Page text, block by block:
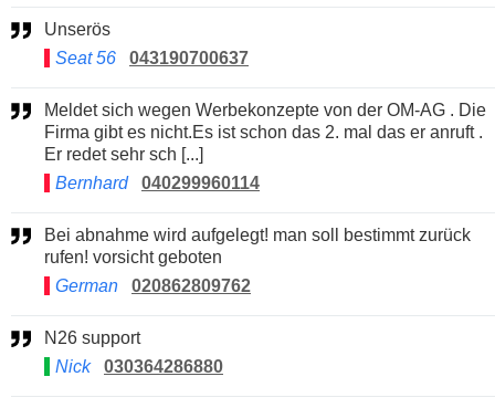
Unserös
Seat 56
043190700637
Meldet sich wegen Werbekonzepte von der OM-AG . Die
Firma gibt es nicht.Es ist schon das 2. mal das er anruft .
Er redet sehr sch [...]
Bernhard
040299960114
Bei abnahme wird aufgelegt! man soll bestimmt zurück
rufen! vorsicht geboten
German
020862809762
N26 support
Nick
030364286880